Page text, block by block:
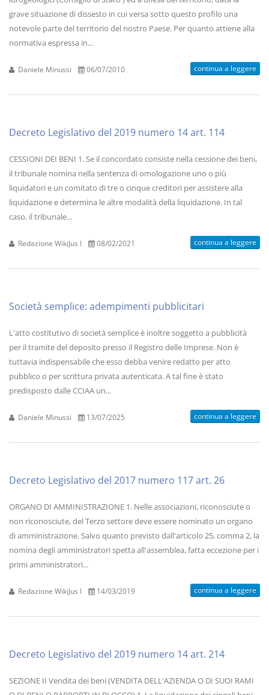
grave situazione di dissesto in cui versa sotto questo profilo una
notevole parte del territorio del nostro Paese. Per quanto attiene alla
normativa espressa in...
Daniele Minussi 06/07/2010 continua a leggere
Decreto Legislativo del 2019 numero 14 art. 114
CESSIONI DEI BENI 1. Se il concordato consiste nella cessione dei beni,
il tribunale nomina nella sentenza di omologazione uno o più
liquidatori e un comitato di tre o cinque creditori per assistere alla
liquidazione e determina le altre modalità della liquidazione. In tal
caso, il tribunale...
Redazione WikiJus I 08/02/2021 continua a leggere
Società semplice: adempimenti pubblicitari
L'atto costitutivo di società semplice è inoltre soggetto a pubblicità
per il tramite del deposito presso il Registro delle Imprese. Non è
tuttavia indispensabile che esso debba venire redatto per atto
pubblico o per scrittura privata autenticata. A tal fine è stato
predisposto dalle CCIAA un...
Daniele Minussi 13/07/2025 continua a leggere
Decreto Legislativo del 2017 numero 117 art. 26
ORGANO DI AMMINISTRAZIONE 1. Nelle associazioni, riconosciute o
non riconosciute, del Terzo settore deve essere nominato un organo
di amministrazione. Salvo quanto previsto dall'articolo 25, comma 2, la
nomina degli amministratori spetta all'assemblea, fatta eccezione per i
primi amministratori...
Redazione WikiJus I 14/03/2019 continua a leggere
Decreto Legislativo del 2019 numero 14 art. 214
SEZIONE II Vendita dei beni (VENDITA DELL'AZIENDA O DI SUOI RAMI